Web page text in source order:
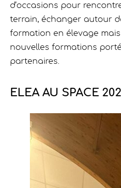
d’occasions pour
terrain, échanger autour
formation en élevage
nouvelles formations
partenaires.
ELEA AU SPACE